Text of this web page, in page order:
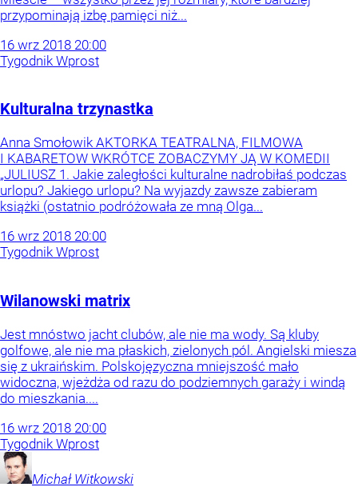
przypominają izbę pamięci niż...
16 wrz 2018 20:00
Tygodnik Wprost
Kulturalna trzynastka
Anna Smołowik AKTORKA TEATRALNA, FILMOWA
I KABARETOW WKRÓTCE ZOBACZYMY JĄ W KOMEDII
„JULIUSZ 1. Jakie zaległości kulturalne nadrobiłaś podczas
urlopu? Jakiego urlopu? Na wyjazdy zawsze zabieram
książki (ostatnio podróżowała ze mną Olga...
16 wrz 2018 20:00
Tygodnik Wprost
Wilanowski matrix
Jest mnóstwo jacht clubów, ale nie ma wody. Są kluby
golfowe, ale nie ma płaskich, zielonych pól. Angielski miesza
się z ukraińskim. Polskojęzyczna mniejszość mało
widoczna, wjeżdża od razu do podziemnych garaży i windą
do mieszkania....
16 wrz 2018 20:00
Tygodnik Wprost
Michał Witkowski